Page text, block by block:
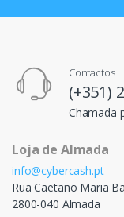
Contactos
(+351)
Chamada
Loja de Almada
info@cybercash.pt
Rua Caetano Maria
2800-040 Almada